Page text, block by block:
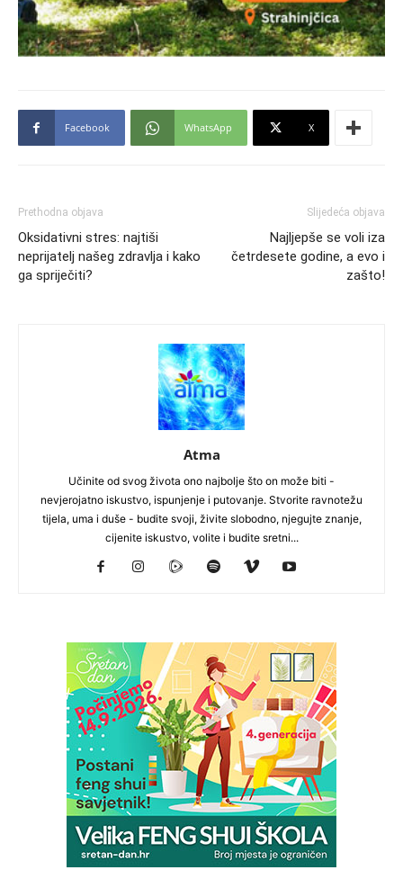
Facebook WhatsApp X
Prethodna objava
Oksidativni stres: najtiši
neprijatelj našeg zdravlja i kako
ga spriječiti?
Slijedeća objava
Najljepše se voli iza
četrdesete godine, a evo i
zašto!
Atma
Učinite od svog života ono najbolje što on može biti -
nevjerojatno iskustvo, ispunjenje i putovanje. Stvorite ravnotežu
tijela, uma i duše - budite svoji, živite slobodno, njegujte znanje,
cijenite iskustvo, volite i budite sretni...